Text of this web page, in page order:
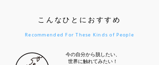
こんなひとにおすすめ
Recommended For These Kinds of People
今の自分から脱したい、
世界に触れてみたい！